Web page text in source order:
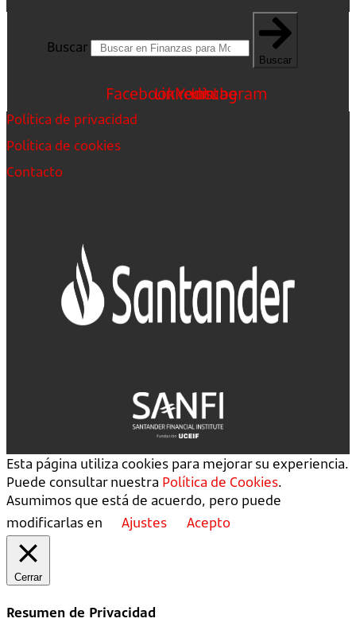
Buscar
Buscar
FacebookLinkedin
Youtube
Instagram
Política de privacidad
Política de cookies
Contacto
Esta página utiliza cookies para mejorar su experiencia.
Puede consultar nuestra Política de Cookies.
Asumimos que está de acuerdo, pero puede
modificarlas en
Ajustes Acepto
Cerrar
Resumen de Privacidad